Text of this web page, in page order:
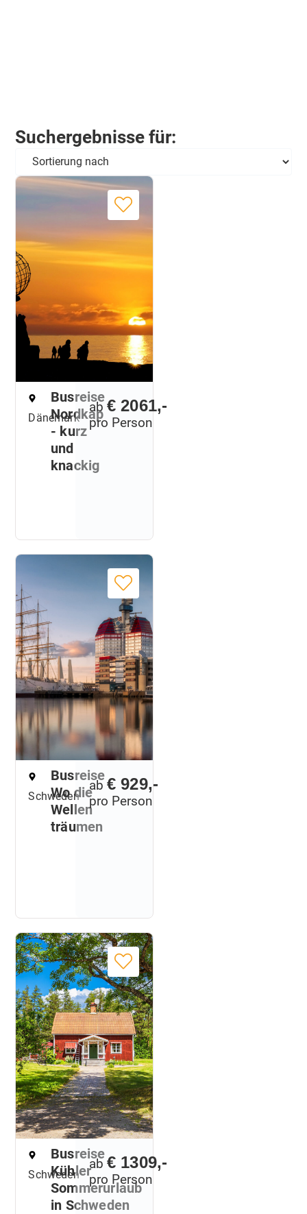
Suchergebnisse für:
Dänemark
Busreise
Nordkap
- kurz
und
knackig
ab € 2061,-
pro Person
Schweden
Busreise
Wo die
Wellen
träumen
ab € 929,-
pro Person
Schweden
Busreise
Kühler
Sommerurlaub
in Schweden
ab € 1309,-
pro Person